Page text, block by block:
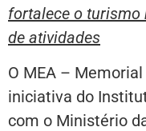
fortalece o turismo
de atividades
O MEA –
iniciativa do
com o Ministério